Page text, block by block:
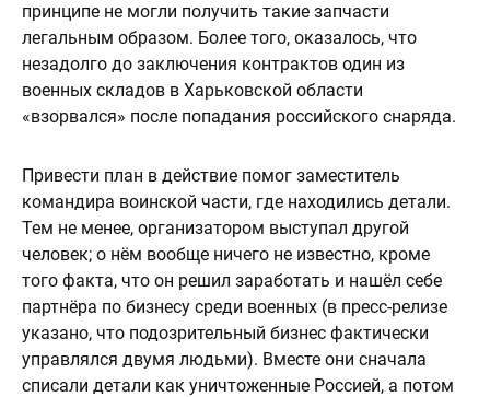
принципе не могли получить такие запчасти
легальным образом. Более того, оказалось, что
незадолго до заключения контрактов один из
военных складов в Харьковской области
«взорвался» после попадания российского снаряда.
Привести план в действие помог заместитель
командира воинской части, где находились детали.
Тем не менее, организатором выступал другой
человек; о нём вообще ничего не известно, кроме
того факта, что он решил заработать и нашёл себе
партнёра по бизнесу среди военных (в пресс-релизе
указано, что подозрительный бизнес фактически
управлялся двумя людьми). Вместе они сначала
списали детали как уничтоженные Россией, а потом